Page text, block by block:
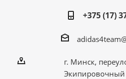
+375 (17)
г. Минск,
Экипировочный